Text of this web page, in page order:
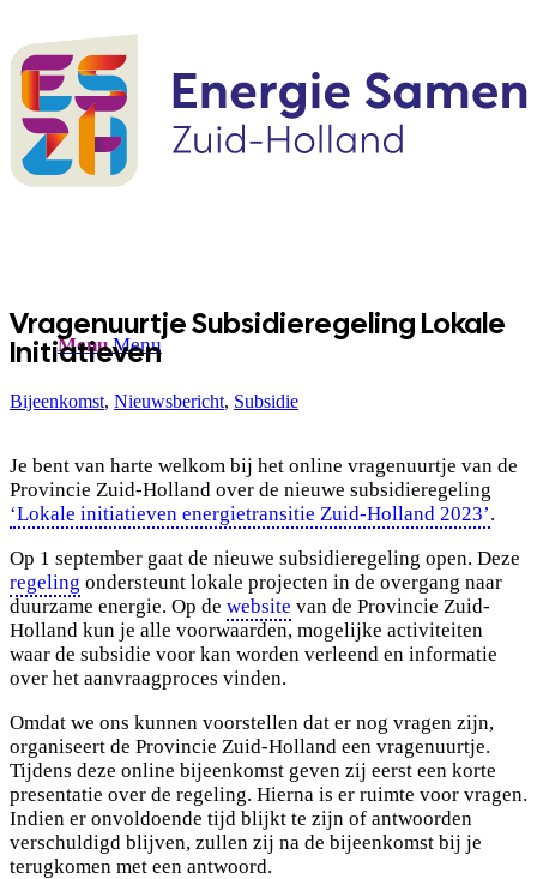
Menu Menu
Vragenuurtje Subsidieregeling Lokale
Initiatieven
Bijeenkomst, Nieuwsbericht, Subsidie
Je bent van harte welkom bij het online vragenuurtje van de
Provincie Zuid-Holland over de nieuwe subsidieregeling
‘Lokale initiatieven energietransitie Zuid-Holland 2023’.
Op 1 september gaat de nieuwe subsidieregeling open. Deze
regeling ondersteunt lokale projecten in de overgang naar
duurzame energie. Op de website van de Provincie Zuid-
Holland kun je alle voorwaarden, mogelijke activiteiten
waar de subsidie voor kan worden verleend en informatie
over het aanvraagproces vinden.
Omdat we ons kunnen voorstellen dat er nog vragen zijn,
organiseert de Provincie Zuid-Holland een vragenuurtje.
Tijdens deze online bijeenkomst geven zij eerst een korte
presentatie over de regeling. Hierna is er ruimte voor vragen.
Indien er onvoldoende tijd blijkt te zijn of antwoorden
verschuldigd blijven, zullen zij na de bijeenkomst bij je
terugkomen met een antwoord.